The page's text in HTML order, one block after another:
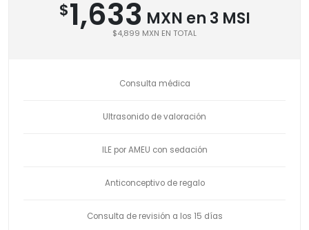
$1,633 MXN en 3 MSI
$4,899 MXN EN TOTAL
Consulta médica
Ultrasonido de valoración
ILE por AMEU con sedación
Anticonceptivo de regalo
Consulta de revisión a los 15 días